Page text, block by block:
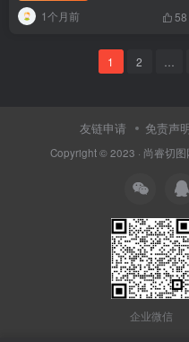
1个月前 58
1 2
友链申请 免责声
Copyright © 2023 · 尚睿切
企业微信